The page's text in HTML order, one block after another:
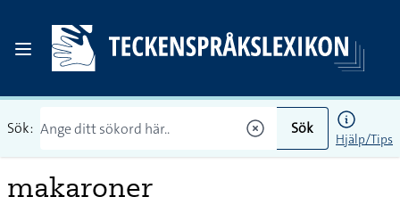
Sök: Sök
Hjälp/Tips
makaroner